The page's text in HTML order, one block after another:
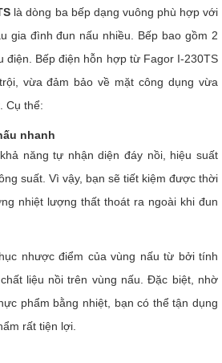
là dòng ba bếp dạng vuông phù hợp với
gia đình đun nấu nhiều. Bếp bao gồm 2
điện. Bếp điện hỗn hợp từ Fagor I-230TS
vừa đảm bảo về mặt công dụng vừa
Cụ thể:
nhanh
năng tự nhận diện đáy nồi, hiệu suất
suất. Vì vậy, bạn sẽ tiết kiệm được thời
nhiệt lượng thất thoát ra ngoài khi đun
nhược điểm của vùng nấu từ bởi tính
liệu nồi trên vùng nấu. Đặc biệt, nhờ
phẩm bằng nhiệt, bạn có thể tận dụng
rất tiện lợi.